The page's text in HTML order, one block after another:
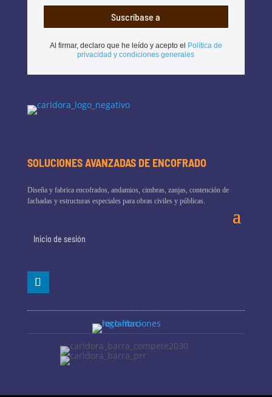
Suscríbase a
Al firmar, declaro que he leído y acepto el Política de
privacidad y condiciones generales
SOLUCIONES AVANZADAS DE ENCOFRADO
Diseña y fabrica encofrados, andamios, cimbras, zanjas, contención de
fachadas y estructuras especiales para obras civiles y públicas.
Inicio de sesión